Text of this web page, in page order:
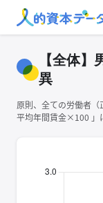
【全体
異
原則、全ての労働者
平均年間賃金×100 」